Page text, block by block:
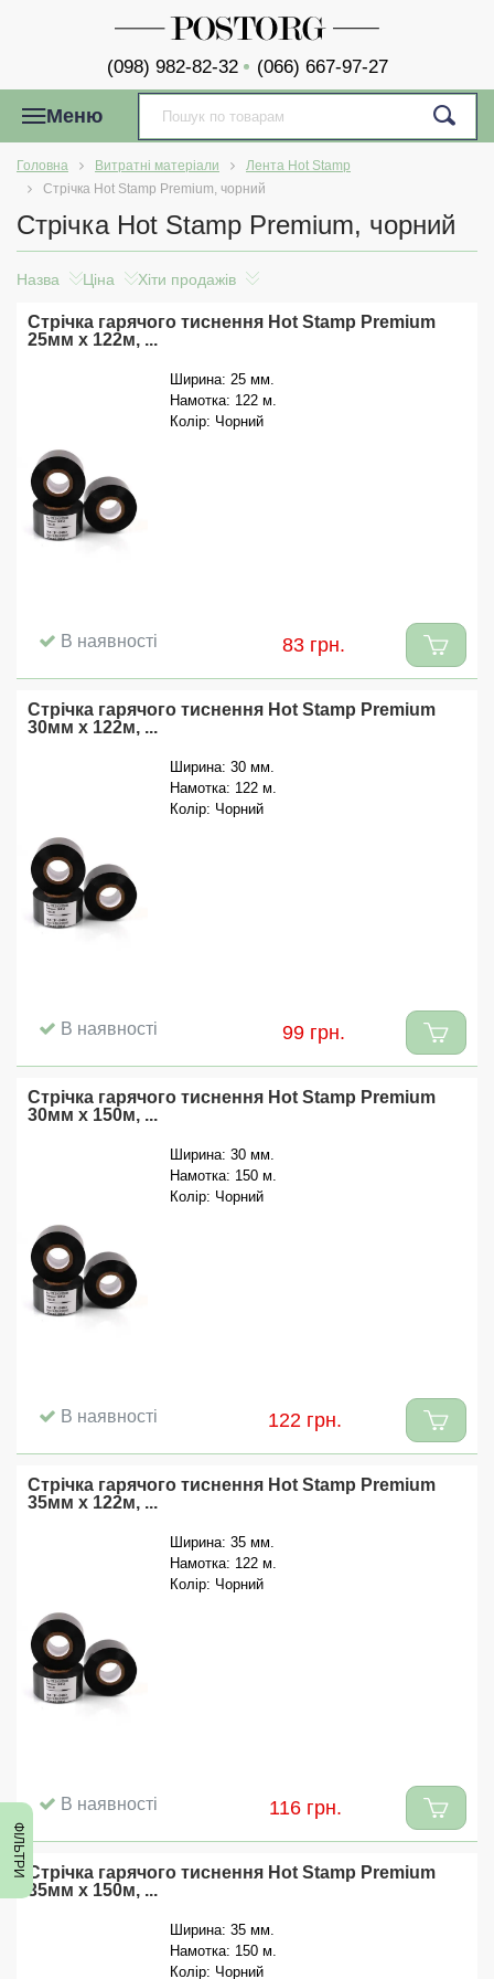
(098) 982-82-32 (066) 667-97-27
Меню
Головна Витратні матеріали
Лента Hot Stamp
Стрічка Hot Stamp Premium, чорний
Стрічка Hot Stamp Premium, чорний
Назва Ціна Хіти продажів
ФІЛЬТРИ
Стрічка гарячого тиснення Hot Stamp Premium
25мм x 122м, ...
Ширина: 25 мм.
Намотка: 122 м.
Колір: Чорний
В наявності 83 грн.
Стрічка гарячого тиснення Hot Stamp Premium
30мм x 122м, ...
Ширина: 30 мм.
Намотка: 122 м.
Колір: Чорний
В наявності 99 грн.
Стрічка гарячого тиснення Hot Stamp Premium
30мм x 150м, ...
Ширина: 30 мм.
Намотка: 150 м.
Колір: Чорний
В наявності 122 грн.
Стрічка гарячого тиснення Hot Stamp Premium
35мм x 122м, ...
Ширина: 35 мм.
Намотка: 122 м.
Колір: Чорний
В наявності 116 грн.
Стрічка гарячого тиснення Hot Stamp Premium
35мм x 150м, ...
Ширина: 35 мм.
Намотка: 150 м.
Колір: Чорний